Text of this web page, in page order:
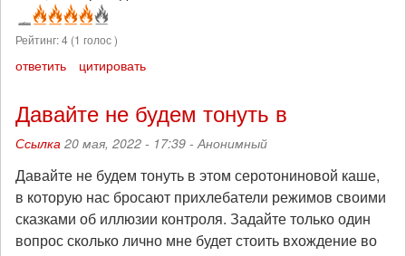
Рейтинг:4 (1 голос )
ответить цитировать
Давайте не будем тонуть в
Ссылка 20 мая, 2022 - 17:39 -Анонимный
Давайте не будем тонуть в этом серотониновой каше,
в которую нас бросают прихлебатели режимов своими
сказками об иллюзии контроля. Задайте только один
вопрос сколько лично мне будет стоить вхождение во